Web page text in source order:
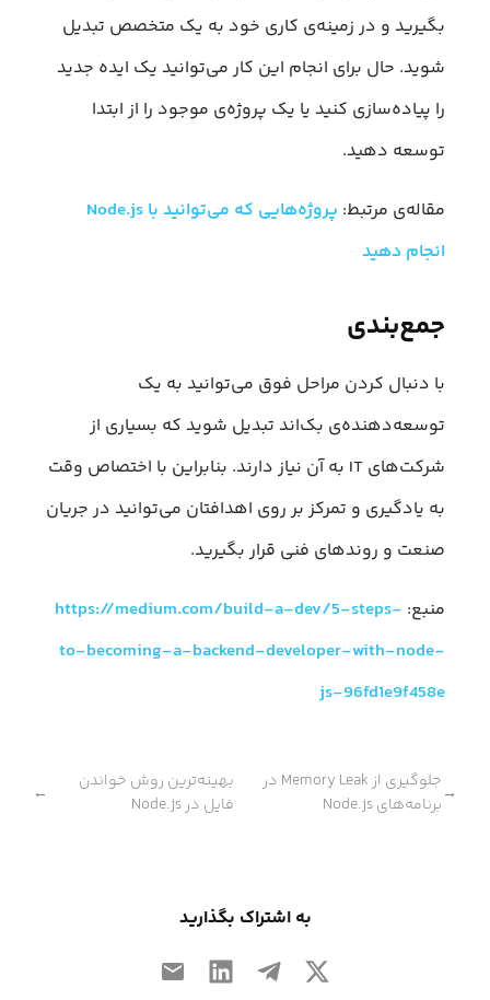
بگیرید و در زمینه‌ی کاری خود به یک متخصص تبدیل
شوید. حال برای انجام این کار می‌توانید یک ایده جدید
را پیاده‌سازی کنید یا یک پروژه‌ی موجود را از ابتدا
توسعه دهید.
مقاله‌ی مرتبط:
پروژه‌هایی که می‌توانید با Node.js
انجام دهید
جمع‌بندی
با دنبال کردن مراحل فوق می‌توانید به یک
توسعه‌دهنده‌ی بک‌اند تبدیل شوید که بسیاری از
شرکت‌های IT به آن نیاز دارند. بنابراین با اختصاص وقت
به یادگیری و تمرکز بر روی اهدافتان می‌توانید در جریان
صنعت و روندهای فنی قرار بگیرید.
منبع: https://medium.com/build-a-dev/5-steps-
to-becoming-a-backend-developer-with-node-
js-96fd1e9f458e
→
جلوگیری از Memory Leak در
برنامه‌‌های Node.js
بهینه‌ترین روش‌ خواندن
فایل در Node.js
←
به اشتراک بگذارید